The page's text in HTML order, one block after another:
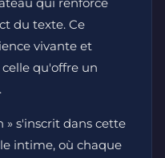
du texte. Ce
vivante et
qu'offre un
» s'inscrit dans cette
intime, où chaque